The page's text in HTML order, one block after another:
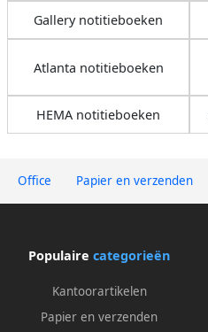
Office Papier en verzenden
Gallery notitieboeken
Atlanta notitieboeken
HEMA notitieboeken
Populaire categorieën
Kantoorartikelen
Papier en verzenden